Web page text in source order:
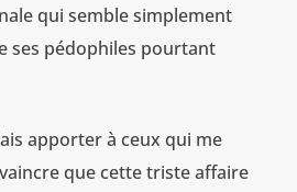
qui semble simplement
ses pédophiles pourtant
apporter à ceux qui me
que cette triste affaire